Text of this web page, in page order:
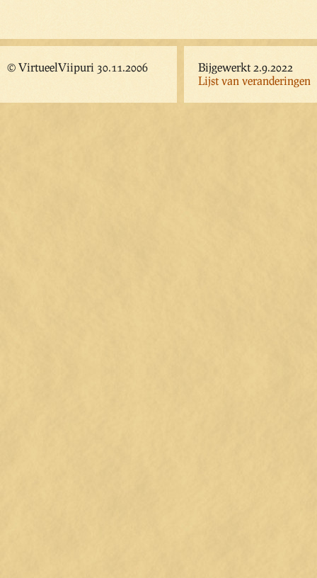
© VirtueelViipuri 30.11.2006
Bijgewerkt 2.9.2022
Lijst van veranderingen